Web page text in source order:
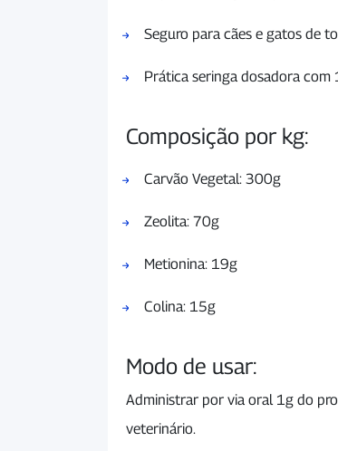
Seguro para cães e gatos de
Prática seringa dosadora com
Composição por kg:
Carvão Vegetal: 300g
Zeolita: 70g
Metionina: 19g
Colina: 15g
Modo de usar:
Administrar por via oral 1g do
veterinário.